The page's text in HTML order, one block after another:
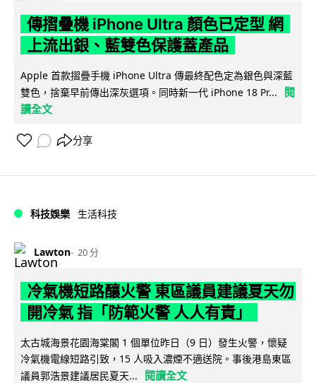
傳摺疊機 iPhone Ultra 顏色已定型 網
上流出銀、藍雙色保護蓋產品
Apple 首款摺疊手機 iPhone Ultra 傳最終配色定為銀色與深藍
雙色，捨棄早前傳出深灰選項。同時新一代 iPhone 18 Pr...
閱
讀全文
分享
科技娛樂 生活科技
Lawton 20 分
冷氣機短路釀火警 東區議員建議夏天勿
開冷氣 指「防範火警 人人有責」
太古城海景花園海棠閣 1 個單位昨日（9 日）發生火警，懷疑
冷氣機電線短路引致，15 人吸入濃煙不適送院。事後港島東區
議員郭浩景建議居民夏天...
閱讀全文